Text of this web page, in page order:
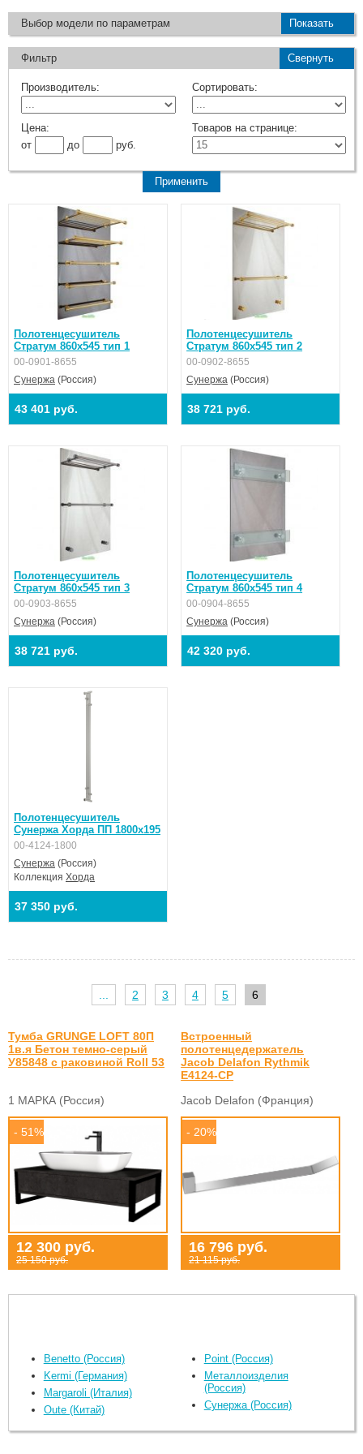
Выбор модели по параметрам Показать
Фильтр Свернуть
Производитель: Сортировать:
Цена:
от
до руб.
Товаров на странице:
Полотенцесушитель
Стратум 860х545 тип 1
00-0901-8655
Сунержа (Россия)
43 401 руб.
Полотенцесушитель
Стратум 860х545 тип 2
00-0902-8655
Сунержа (Россия)
38 721 руб.
Полотенцесушитель
Стратум 860х545 тип 3
00-0903-8655
Сунержа (Россия)
38 721 руб.
Полотенцесушитель
Стратум 860х545 тип 4
00-0904-8655
Сунержа (Россия)
42 320 руб.
Полотенцесушитель
Сунержа Хорда ПП 1800х195
00-4124-1800
Сунержа (Россия)
Коллекция Хорда
37 350 руб.
2 3 4 5 6
Тумба GRUNGE LOFT 80П
1в.я Бетон темно-серый
У85848 с раковиной Roll 53
1 МАРКА (Россия)
- 51%
12 300 руб.
25 150 руб.
Встроенный
полотенцедержатель
Jacob Delafon Rythmik
E4124-CP
Jacob Delafon (Франция)
- 20%
16 796 руб.
21 115 руб.
Benetto (Россия)
Kermi (Германия)
Margaroli (Италия)
Oute (Китай)
Point (Россия)
Металлоизделия
(Россия)
Сунержа (Россия)